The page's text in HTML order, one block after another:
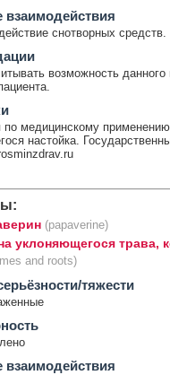
взаимодействия
снотворных средств.
возможность данного
по медицинскому
настойка.
(papaverine)
уклоняющегося трава,
and roots)
тяжести
взаимодействия